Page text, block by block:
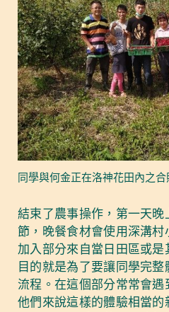
同學與何金正在洛神花田內之合
結束了農事操作，第一天
節，晚餐食材會使用深溝
加入部分來自當日田區或是
目的就是為了要讓同學完
流程。在這個部分常常會
他們來說這樣的體驗相當